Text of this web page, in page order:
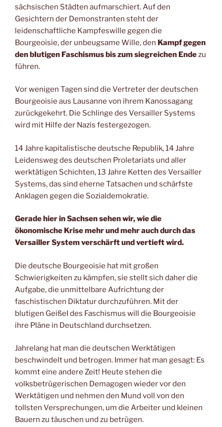
sächsischen Städten aufmarschiert. Auf den
Gesichtern der Demonstranten steht der
leidenschaftliche Kampfeswille gegen die
Bourgeoisie, der unbeugsame Wille, den Kampf gegen
den bIutigen Faschismus bis zum siegreichen Endezu
führen.
Vor wenigen Tagen sind die Vertreter der deutschen
Bourgeoisie aus Lausanne von ihrem Kanossagang
zurückgekehrt. Die Schlinge des Versailler Systems
wird mit Hilfe der Nazis festergezogen.
14 Jahre kapitalistische deutsche Republik, 14 Jahre
Leidensweg des deutschen Proletariats und aller
werktätigen Schichten, 13 Jahre Ketten des Versailler
Systems, das sind eherne Tatsachen und schärfste
Anklagen gegen die Sozialdemokratie.
Gerade hier in Sachsen sehen wir, wie die
ökonomische Krise mehr und mehr auch durch das
Versailler System verschärft und vertieft wird.
Die deutsche Bourgeoisie hat mit großen
Schwierigkeiten zu kämpfen, sie stellt sich daher die
Aufgabe, die unmittelbare Aufrichtung der
faschistischen Diktatur durchzuführen. Mit der
blutigen GeißeI des Faschismus will die Bourgeoisie
ihre Pläne in Deutschland durchsetzen.
Jahrelang hat man die deutschen Werktätigen
beschwindelt und betrogen. Immer hat man gesagt: Es
kommt eine andere Zeit! Heute stehen die
volksbetrügerischen Demagogen wieder vor den
Werktätigen und nehmen den Mund voll von den
tollsten Versprechungen, um die Arbeiter und kleinen
Bauern zu täuschen und zu betrügen.